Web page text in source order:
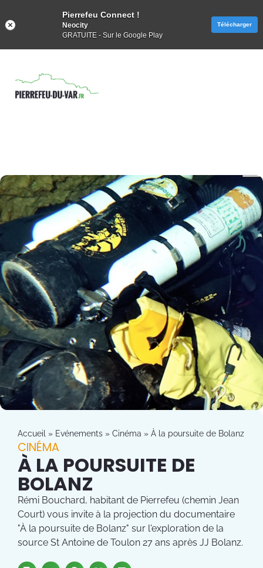
Accueil » Evénements » Cinéma » À la poursuite de Bolanz
CINÉMA
À LA POURSUITE DE
BOLANZ
Rémi Bouchard, habitant de Pierrefeu (chemin Jean
Court) vous invite à la projection du documentaire
"À la poursuite de Bolanz" sur l'exploration de la
source St Antoine de Toulon 27 ans après JJ Bolanz.
Pierrefeu Connect !
Neocity
GRATUITE - Sur le Google Play
Télécharger